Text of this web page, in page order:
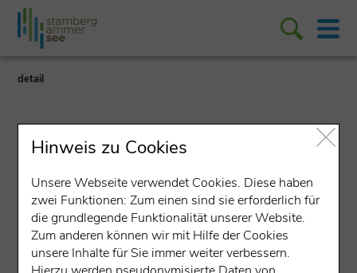
detail
Ort
Pöcking & Possenhofen
Hinweis zu Cookies
Unsere Webseite verwendet Cookies. Diese haben
zwei Funktionen: Zum einen sind sie erforderlich für
die grundlegende Funktionalität unserer Website.
Zum anderen können wir mit Hilfe der Cookies
unsere Inhalte für Sie immer weiter verbessern.